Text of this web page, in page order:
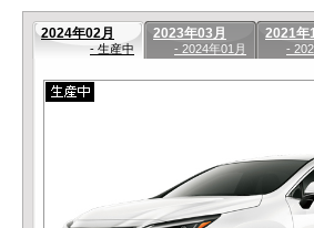
2024年02月
- 生産中
2023年03月
- 2024年01月
2021年
-